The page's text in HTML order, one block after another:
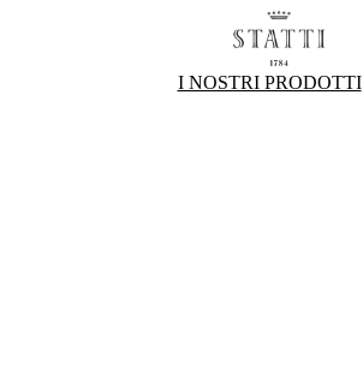
I NOSTRI PRODOTTI